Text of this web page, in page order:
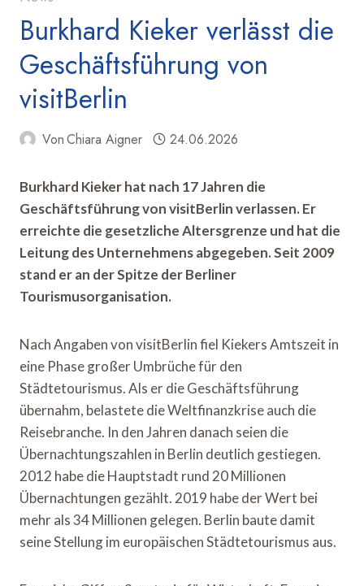
Burkhard Kieker verlässt die
Geschäftsführung von
visitBerlin
VonChiara Aigner 24.06.2026
Burkhard Kieker hat nach 17 Jahren die
Geschäftsführung von visitBerlin verlassen. Er
erreichte die gesetzliche Altersgrenze und hat die
Leitung des Unternehmens abgegeben. Seit 2009
stand er an der Spitze der Berliner
Tourismusorganisation.
Nach Angaben von visitBerlin fiel Kiekers Amtszeit in
eine Phase großer Umbrüche für den
Städtetourismus. Als er die Geschäftsführung
übernahm, belastete die Weltfinanzkrise auch die
Reisebranche. In den Jahren danach seien die
Übernachtungszahlen in Berlin deutlich gestiegen.
2012 habe die Hauptstadt rund 20 Millionen
Übernachtungen gezählt. 2019 habe der Wert bei
mehr als 34 Millionen gelegen. Berlin baute damit
seine Stellung im europäischen Städtetourismus aus.